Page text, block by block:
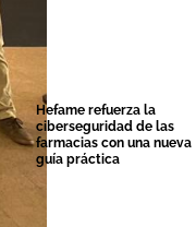
Hefame refuerza la
ciberseguridad de las
farmacias con una nueva
guía práctica